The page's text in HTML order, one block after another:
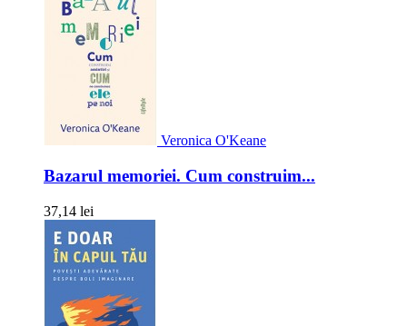
Veronica O'Keane
Bazarul memoriei. Cum construim...
37,14 lei